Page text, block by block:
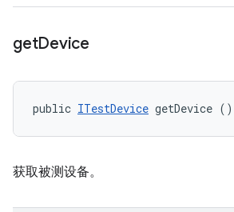
getDevice
public ITestDevice getDevice ()
获取被测设备。